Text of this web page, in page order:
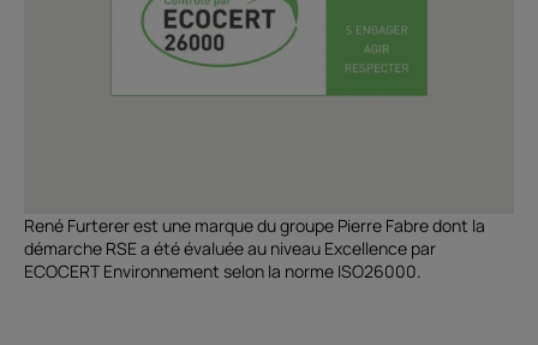
René Furterer est une marque du groupe Pierre Fabre dont la
démarche RSE a été évaluée au niveau Excellence par
ECOCERT Environnement selon la norme ISO26000.